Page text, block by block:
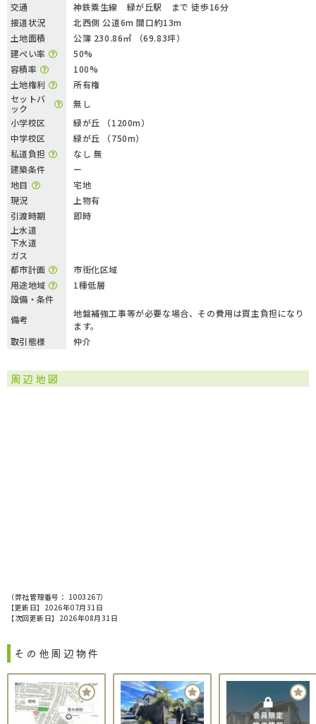
交通
神鉄粟生線 緑が丘駅 まで 徒歩16分
接道状況
北西側 公道6m 間口約13m
土地面積
公簿 230.86㎡ （69.83坪）
建ぺい率
50%
容積率
100%
土地権利
所有権
セットバ
ック
無し
小学校区
緑が丘 （1200m）
中学校区
緑が丘 （750m）
私道負担
なし 無
建築条件
ー
地目
宅地
現況
上物有
引渡時期
即時
上水道
下水道
ガス
都市計画
市街化区域
用途地域
1種低層
設備・条件
備考
地盤補強工事等が必要な場合、その費用は買主負担になり
ます。
取引態様
仲介
周辺地図
（弊社管理番号： 1003267）
【更新日】2026年07月31日
【次回更新日】2026年08月31日
その他周辺物件